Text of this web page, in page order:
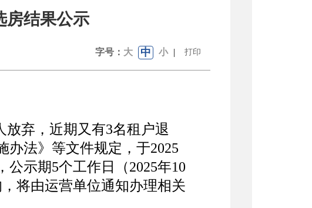
房结果公示
字号： 大 中 小 | 打印
放弃，近期又有3名租户退
办法》等文件规定，于2025
示期5个工作日（2025年10
将由运营单位通知办理相关